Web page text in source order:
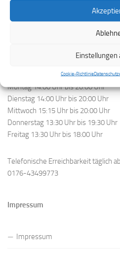
Einstellungen
Cookie-Richtlinie
info@musikschule-dezibel.de
www.musikschule-dezibel.de
Montag 14:00 Uhr bis 20:00 Uhr
Dienstag 14:00 Uhr bis 20:00 Uhr
Mittwoch 15:15 Uhr bis 20:00 Uhr
Donnerstag 13:30 Uhr bis 19:30 Uhr
Freitag 13:30 Uhr bis 18:00 Uhr
Telefonische Erreichbarkeit täglich
0176-43499773
Impressum
Impressum